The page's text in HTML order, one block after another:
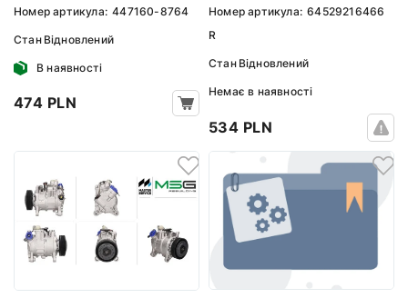
Номер артикула: 447160-8764
Стан Відновлений
В наявності
474 PLN
Номер артикула: 64529216466
R
Стан Відновлений
Немає в наявності
534 PLN